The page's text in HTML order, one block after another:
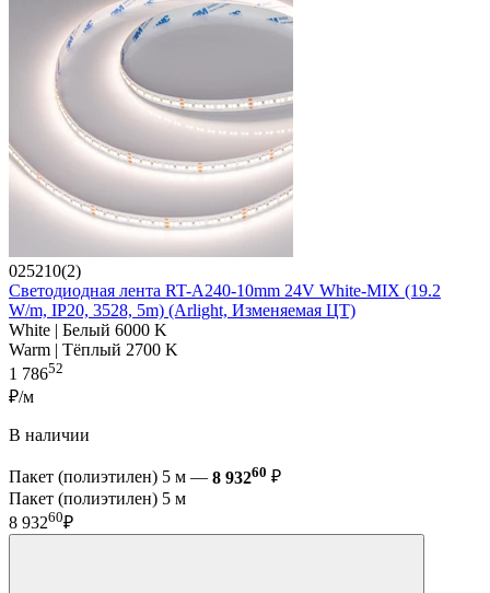
025210(2)
Светодиодная лента RT-A240-10mm 24V White-MIX (19.2
W/m, IP20, 3528, 5m) (Arlight, Изменяемая ЦТ)
White | Белый 6000 K
Warm | Тёплый 2700 K
1 78652
₽/м
В наличии
Пакет (полиэтилен) 5 м — 8 93260 ₽
Пакет (полиэтилен) 5 м
8 93260₽